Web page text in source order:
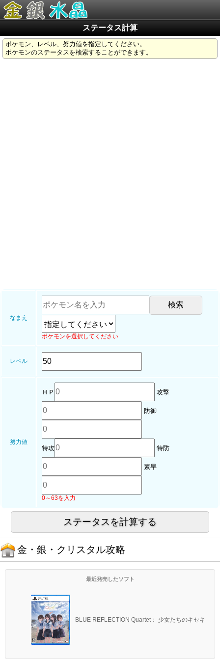
ステータス計算
ポケモン、レベル、努力値を指定してください。
ポケモンのステータスを検索することができます。
なまえ
ポケモンを選択してください
レベル
努力値
ＨＰ 攻撃
防御
特攻 特防
素早
0～63を入力
金・銀・クリスタル攻略
最近発売したソフト
BLUE REFLECTION Quartet： 少女たちのキセキ